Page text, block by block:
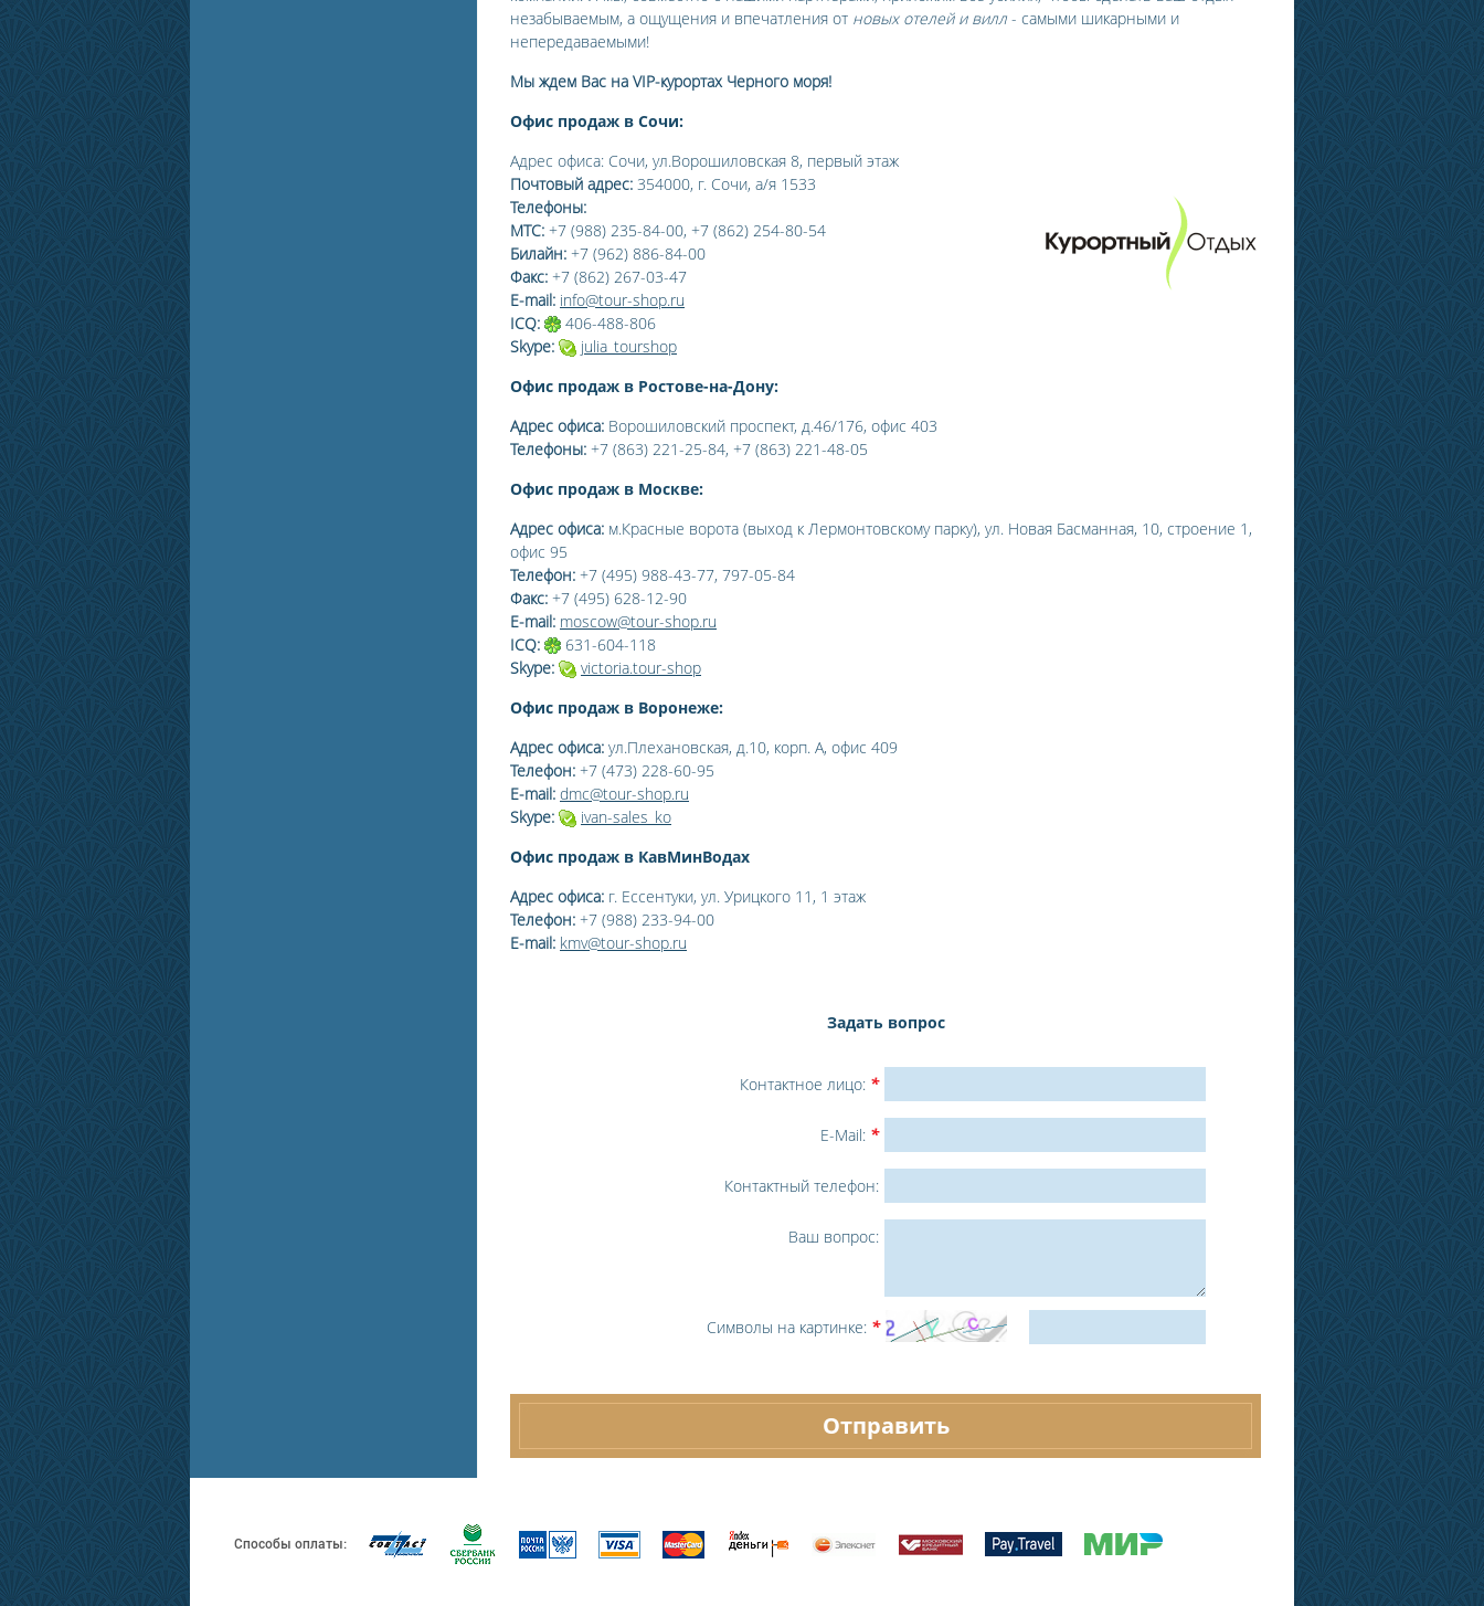
незабываемым, а ощущения и впечатления от новых отелей и вилл - самыми шикарными и
непередаваемыми!
Мы ждем Вас на VIP-курортах Черного моря!
Офис продаж в Сочи:
Адрес офиса: Сочи, ул.Ворошиловская 8, первый этаж
Почтовый адрес: 354000, г. Сочи, а/я 1533
Телефоны:
МТС: +7 (988) 235-84-00, +7 (862) 254-80-54
Билайн: +7 (962) 886-84-00
Факс: +7 (862) 267-03-47
E-mail: info@tour-shop.ru
ICQ:
406-488-806
Skype:
julia_tourshop
Офис продаж в Ростове-на-Дону:
Адрес офиса: Ворошиловский проспект, д.46/176, офис 403
Телефоны: +7 (863) 221-25-84, +7 (863) 221-48-05
Офис продаж в Москве:
Адрес офиса: м.Красные ворота (выход к Лермонтовскому парку), ул. Новая Басманная, 10, строение 1,
офис 95
Телефон: +7 (495) 988-43-77, 797-05-84
Факс: +7 (495) 628-12-90
E-mail: moscow@tour-shop.ru
ICQ:
631-604-118
Skype:
victoria.tour-shop
Офис продаж в Воронеже:
Адрес офиса: ул.Плехановская, д.10, корп. А, офис 409
Телефон: +7 (473) 228-60-95
E-mail: dmc@tour-shop.ru
Skype:
ivan-sales_ko
Офис продаж в КавМинВодах
Адрес офиса: г. Ессентуки, ул. Урицкого 11, 1 этаж
Телефон: +7 (988) 233-94-00
E-mail: kmv@tour-shop.ru
Задать вопрос
Контактное лицо: *
E-Mail: *
Контактный телефон:
Ваш вопрос:
Символы на картинке: *
Способы оплаты: